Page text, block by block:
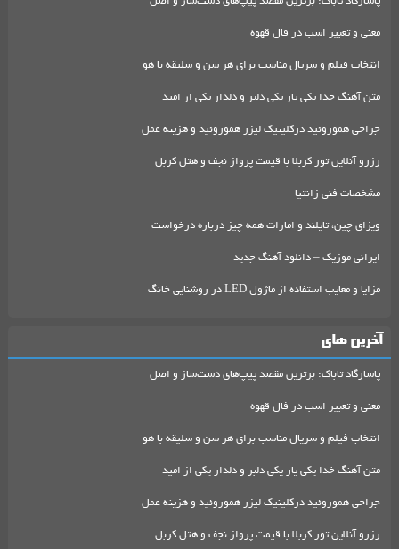
معنی و تعبیر اسب در فال قهوه
انتخاب فیلم و سریال مناسب برای هر سن و سلیقه با هو
متن آهنگ خدا یکی یار یکی دلبر و دلدار یکی از امید
جراحی هموروئید درکلینیک لیزر هموروئید و هزینه عمل
رزرو آنلاین تور کربلا با قیمت پرواز نجف و هتل کربل
مشخصات فنی زانتیا
ویزای چین، تایلند و امارات همه چیز درباره درخواست
ایرانی موزیک – دانلود آهنگ جدید
مزایا و معایب استفاده از ماژول LED در روشنایی خانگ
آخرین های
پاسارگاد تاباک: برترین مقصد پیپ‌های دست‌ساز و اصل
معنی و تعبیر اسب در فال قهوه
انتخاب فیلم و سریال مناسب برای هر سن و سلیقه با هو
متن آهنگ خدا یکی یار یکی دلبر و دلدار یکی از امید
جراحی هموروئید درکلینیک لیزر هموروئید و هزینه عمل
رزرو آنلاین تور کربلا با قیمت پرواز نجف و هتل کربل